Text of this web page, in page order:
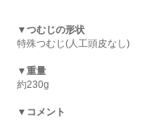
▼つむじの形状
特殊つむじ(人工頭皮なし)
▼重量
約230g
▼コメント